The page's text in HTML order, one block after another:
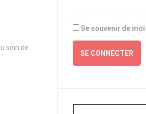
sein de
Se souvenir de moi
SE CONNECTER